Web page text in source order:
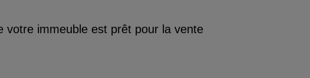
votre immeuble est prêt pour la vente